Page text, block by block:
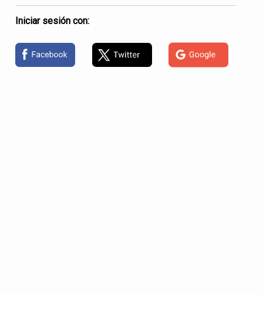
Iniciar sesión con: